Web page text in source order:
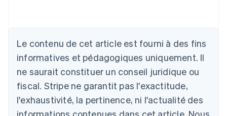
Le contenu de cet article est fourni à des fins
informatives et pédagogiques uniquement. Il
ne saurait constituer un conseil juridique ou
fiscal. Stripe ne garantit pas l'exactitude,
l'exhaustivité, la pertinence, ni l'actualité des
Allemagne
Deutsch English
Australie
English